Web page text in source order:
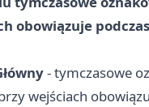
obowiązuje
- tymczasowe
wejściach